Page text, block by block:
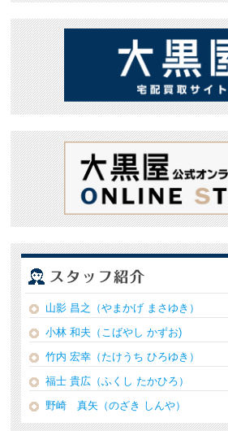
山影 昌之（やまかげ まさゆき）
小林 和夫（こばやし かずお)
竹内 宏幸（たけうち ひろゆき）
福士 貴広（ふくし たかひろ）
野崎 真矢（のざき しんや）